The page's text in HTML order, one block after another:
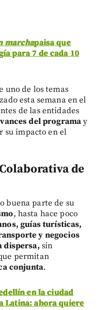
marchapaisa que
para 7 de cada 10
uno de los temas
esta semana en el
de las entidades
del programay
su impacto en el
de
buena parte de su
, hasta hace poco
guías turísticas,
y negocios
dispersa, sin
permitan
conjunta.
en la ciudad
Latina: ahora quiere